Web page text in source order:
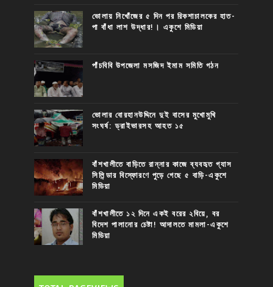
ভোলায় নিখোঁজের ৫ দিন পর রিকশাচালকের হাত-
পা বাঁধা লাশ উদ্ধার!। একুশে মিডিয়া
পাঁচবিবি উপজেলা মসজিদ ইমাম সমিতি গঠন
ভোলার বোরহানউদ্দিনে দুই বাসের মুখোমুখি
সংঘর্ষ: ড্রাইভারসহ আহত ১৫
বাঁশখালীতে বাড়িতে রান্নার কাজে ব্যবহৃত গ্যাস
সিলিন্ডার বিস্ফোরণে পুড়ে গেছে ৫ বাড়ি-একুশে
মিডিয়া
বাঁশখালীতে ১২ দিনে একই বরের ২বিয়ে, বর
বিদেশ পালানোর চেষ্টা! আদালতে মামলা-একুশে
মিডিয়া